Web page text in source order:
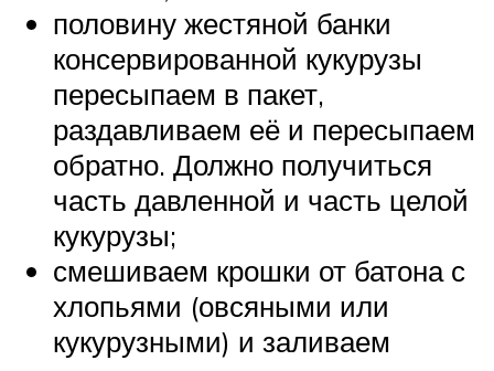
половину жестяной банки
консервированной кукурузы
пересыпаем в пакет,
раздавливаем её и пересыпаем
обратно. Должно получиться
часть давленной и часть целой
кукурузы;
смешиваем крошки от батона с
хлопьями (овсяными или
кукурузными) и заливаем